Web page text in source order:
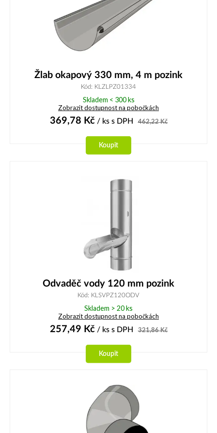
Žlab okapový 330 mm, 4 m pozink
Kód: KLZLPZ01334
Skladem < 300 ks
Zobrazit dostupnost na pobočkách
369,78 Kč/ ks s DPH 462,22Kč
Koupit
Odvaděč vody 120 mm pozink
Kód: KLSVPZ120ODV
Skladem > 20 ks
Zobrazit dostupnost na pobočkách
257,49 Kč/ ks s DPH 321,86Kč
Koupit